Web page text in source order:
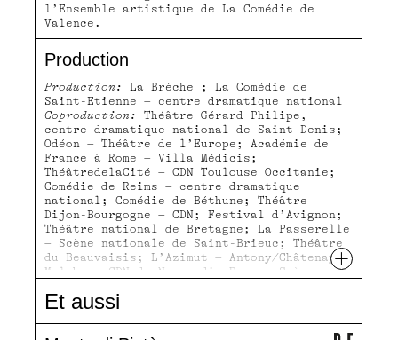
l’Ensemble artistique de La Comédie de
Valence.
Production
Production:
La Brèche ; La Comédie de
Saint-Etienne – centre dramatique national
Coproduction:
Théâtre Gérard Philipe,
centre dramatique national de Saint-Denis;
Odéon – Théâtre de l’Europe; Académie de
France à Rome – Villa Médicis;
ThéâtredelaCité – CDN Toulouse Occitanie;
Comédie de Reims – centre dramatique
national; Comédie de Béthune; Théâtre
Dijon-Bourgogne – CDN; Festival d’Avignon;
Théâtre national de Bretagne; La Passerelle
– Scène nationale de Saint-Brieuc; Théâtre
du Beauvaisis; L’Azimut – Antony/Châtenay-
Malabry; CDN de Normandie-Rouen; Scène
Avec le soutien artistique
+
Et aussi